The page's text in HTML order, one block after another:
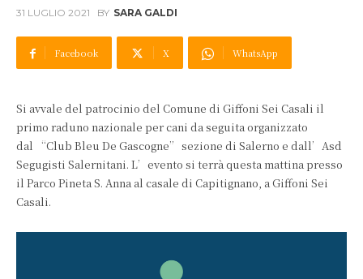
31 LUGLIO 2021 BY SARA GALDI
Facebook X WhatsApp
Si avvale del patrocinio del Comune di Giffoni Sei Casali il
primo raduno nazionale per cani da seguita organizzato
dal “Club Bleu De Gascogne” sezione di Salerno e dall’Asd
Segugisti Salernitani. L’evento si terrà questa mattina presso
il Parco Pineta S. Anna al casale di Capitignano, a Giffoni Sei
Casali.